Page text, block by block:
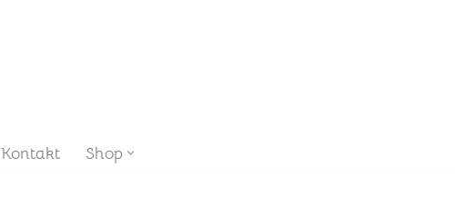
Kontakt Shop